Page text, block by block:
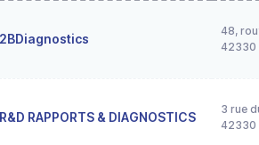
2BDiagnostics
48,
42330
R&D RAPPORTS & DIAGNOSTICS
3 rue
42330